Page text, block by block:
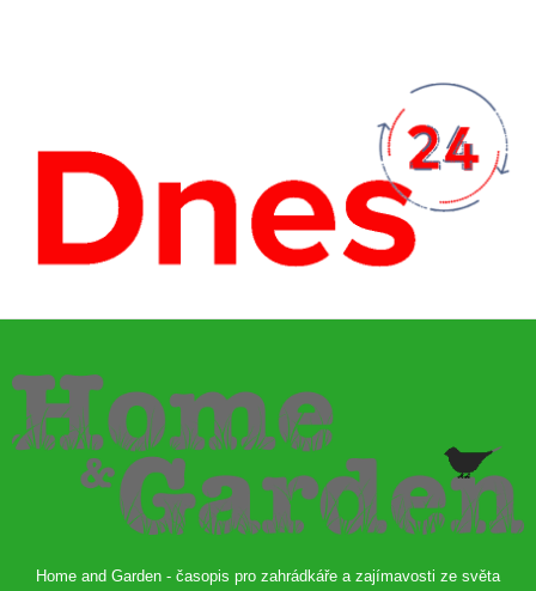
Home and Garden - časopis pro zahrádkáře a zajímavosti ze světa